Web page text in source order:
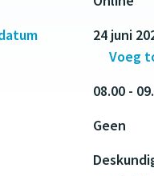
24 juni
Voeg
08.00 -
Geen